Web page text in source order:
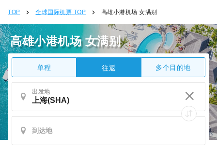
TOP 全球国际机票 TOP 高雄小港机场 女满别
高雄小港机场 女满别
单程 往返 多个目的地
出发地